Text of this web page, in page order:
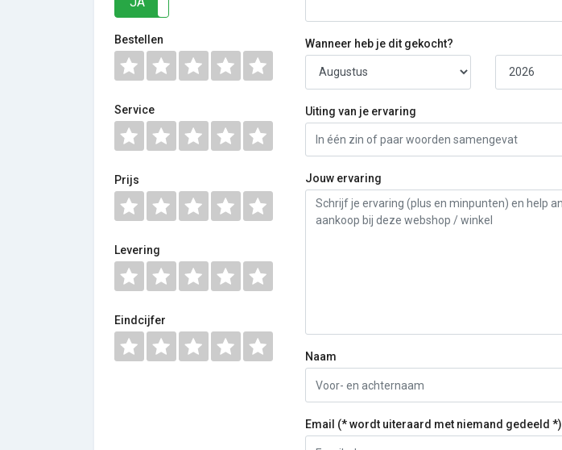
Bestellen
Service
Prijs
Levering
Eindcijfer
Wanneer heb je dit gekocht?
Uiting van je ervaring
Jouw ervaring
Naam
Email (* wordt uiteraard met niemand gedeeld *)